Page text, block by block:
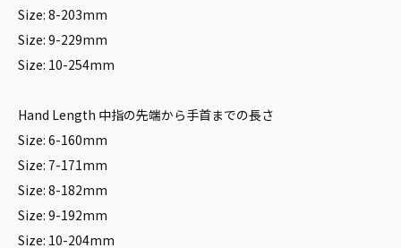
Size: 8-203mm
Size: 9-229mm
Size: 10-254mm
Hand Length 中指の先端から手首までの長さ
Size: 6-160mm
Size: 7-171mm
Size: 8-182mm
Size: 9-192mm
Size: 10-204mm